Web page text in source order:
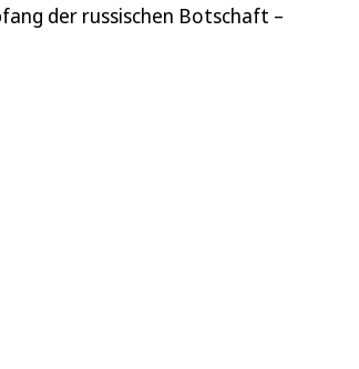
der russischen Botschaft –